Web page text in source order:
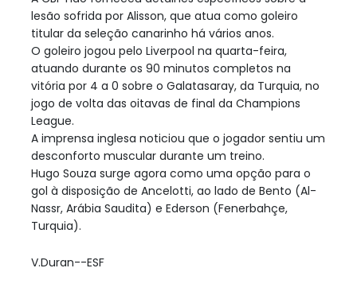
lesão sofrida por Alisson, que atua como goleiro
titular da seleção canarinho há vários anos.
O goleiro jogou pelo Liverpool na quarta-feira,
atuando durante os 90 minutos completos na
vitória por 4 a 0 sobre o Galatasaray, da Turquia, no
jogo de volta das oitavas de final da Champions
League.
A imprensa inglesa noticiou que o jogador sentiu um
desconforto muscular durante um treino.
Hugo Souza surge agora como uma opção para o
gol à disposição de Ancelotti, ao lado de Bento (Al-
Nassr, Arábia Saudita) e Ederson (Fenerbahçe,
Turquia).
V.Duran--ESF